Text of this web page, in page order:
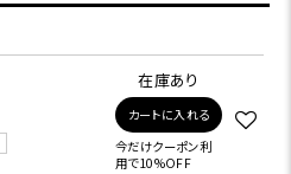
在庫あり
カートに入れる
今だけクーポン利
用で10%OFF